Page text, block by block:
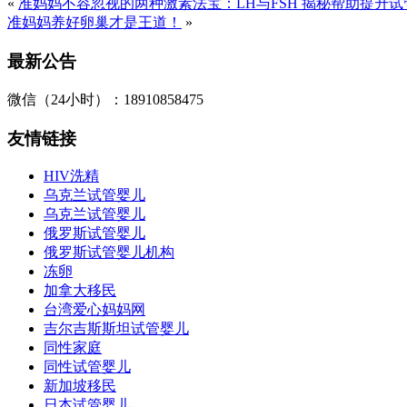
« 准妈妈不容忽视的两种激素法宝：LH与FSH 揭秘帮助提升
准妈妈养好卵巢才是王道！
»
最新公告
微信（24小时）：18910858475
友情链接
HIV洗精
乌克兰试管婴儿
乌克兰试管婴儿
俄罗斯试管婴儿
俄罗斯试管婴儿机构
冻卵
加拿大移民
台湾爱心妈妈网
吉尔吉斯斯坦试管婴儿
同性家庭
同性试管婴儿
新加坡移民